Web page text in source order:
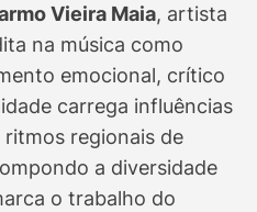
Vieira Maia, artista
na música como
emocional, crítico
carrega influências
ritmos regionais de
a diversidade
o trabalho do